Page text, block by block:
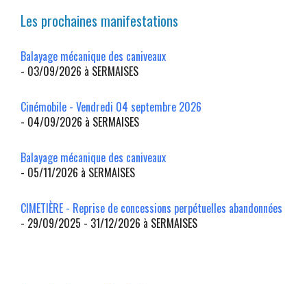
Les prochaines manifestations
Balayage mécanique des caniveaux
- 03/09/2026 à SERMAISES
Cinémobile - Vendredi 04 septembre 2026
- 04/09/2026 à SERMAISES
Balayage mécanique des caniveaux
- 05/11/2026 à SERMAISES
CIMETIÈRE - Reprise de concessions perpétuelles abandonnées
- 29/09/2025 - 31/12/2026 à SERMAISES